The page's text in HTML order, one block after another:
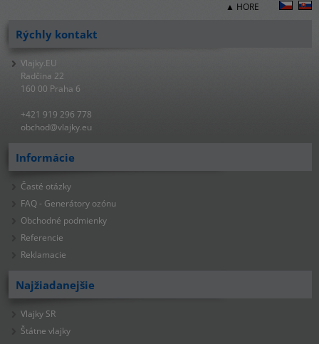
▲ HORE
Rýchly kontakt
Vlajky.EU
Radčina 22
160 00 Praha 6
+421 919 296 778
obchod@vlajky.eu
Informácie
Časté otázky
FAQ - Generátory ozónu
Obchodné podmienky
Referencie
Reklamacie
Najžiadanejšie
Vlajky SR
Štátne vlajky